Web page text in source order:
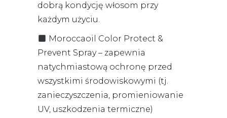
dobrą kondycję włosom przy
każdym użyciu.
Moroccaoil Color Protect &
Prevent Spray – zapewnia
natychmiastową ochronę przed
wszystkimi środowiskowymi (tj.
zanieczyszczenia, promieniowanie
UV, uszkodzenia termiczne)